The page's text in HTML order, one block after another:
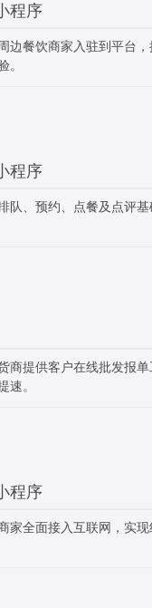
程序
边餐饮商家入驻到平台
。
程序
队、预约、点餐及点评
商提供客户在线批发报
速。
程序
家全面接入互联网，实